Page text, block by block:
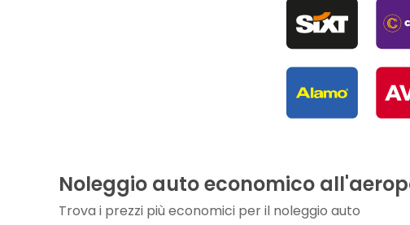
Noleggio auto economico
Trova i prezzi più economici per il noleggio auto